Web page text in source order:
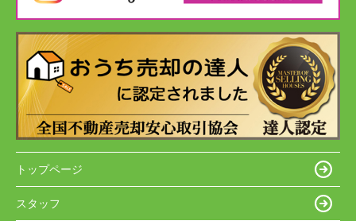
トップページ
スタッフ